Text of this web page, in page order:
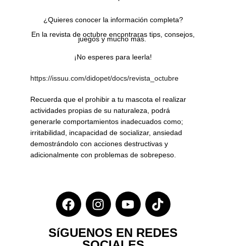
¿Quieres conocer la información completa?
En la revista de octubre encontraras tips, consejos,
juegos y mucho más.
¡No esperes para leerla!
https://issuu.com/didopet/docs/revista_octubre
Recuerda que el prohibir a tu mascota el realizar
actividades propias de su naturaleza, podrá
generarle comportamientos inadecuados como;
irritabilidad, incapacidad de socializar, ansiedad
demostrándolo con acciones destructivas y
adicionalmente con problemas de sobrepeso.
SíGUENOS EN REDES